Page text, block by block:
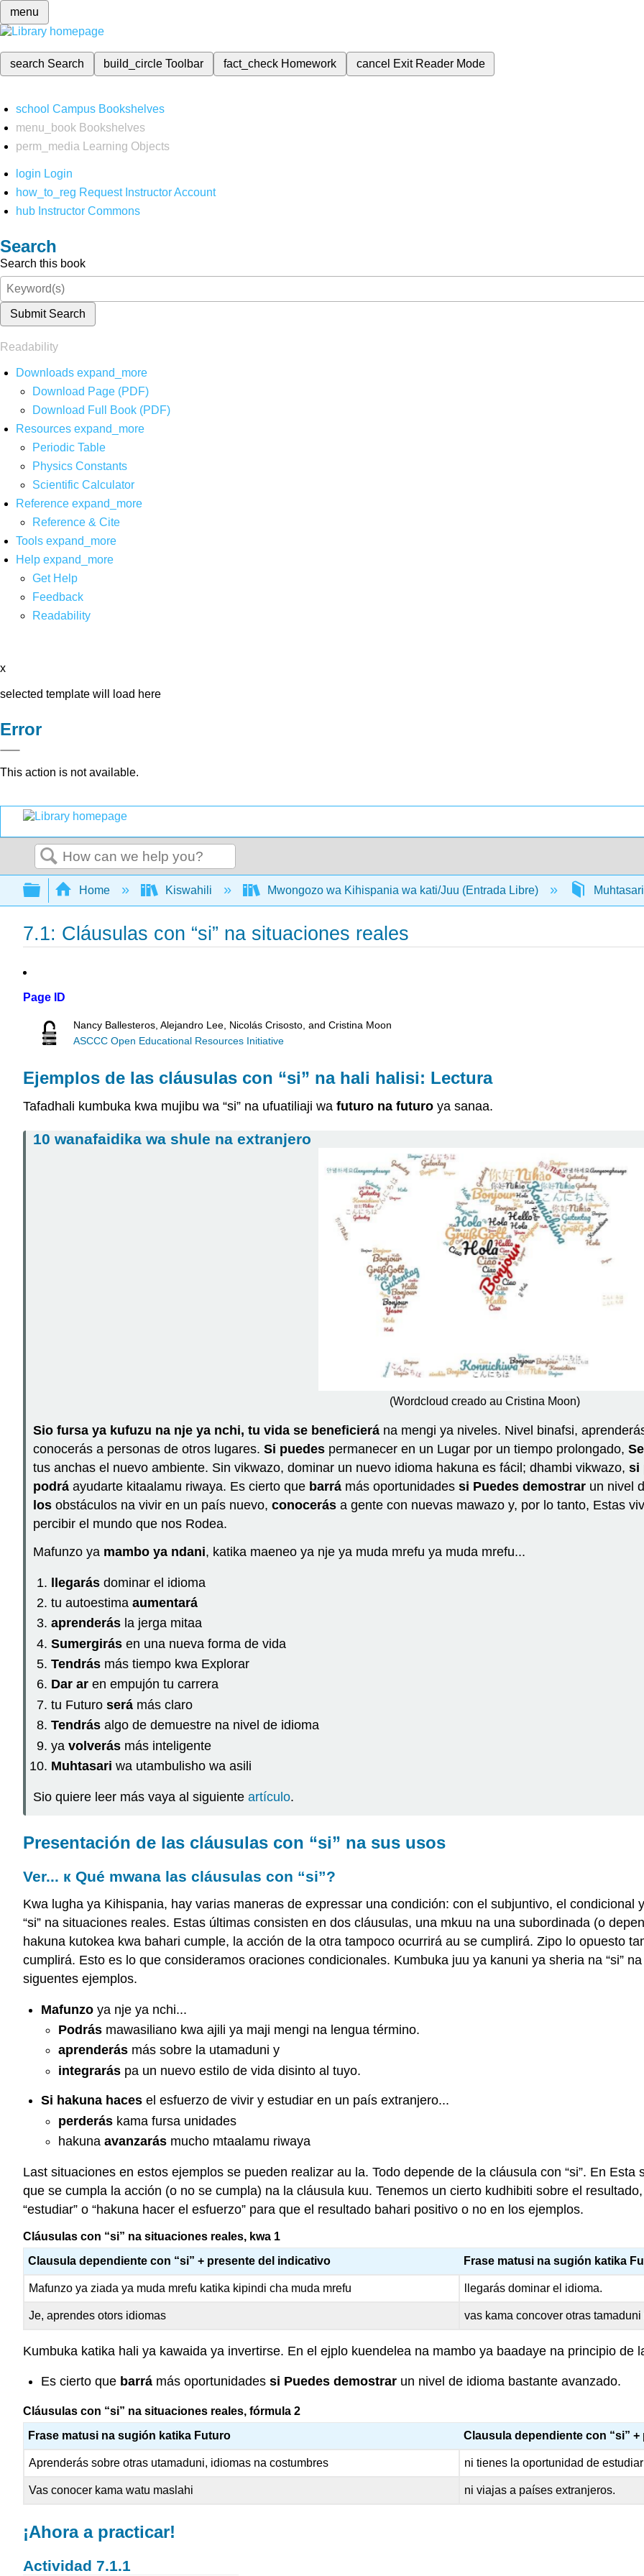
menu
search Search build_circleToolbar fact_check Homework cancel Exit Reader Mode
school Campus Bookshelves
menu_book Bookshelves
perm_media
Learning Objects
login Login
how_to_reg Request Instructor Account
hub Instructor Commons
Search
Search this book
Submit Search
Readability
Downloads expand_more
Download Page (PDF)
Download Full Book (PDF)
Resources expand_more
Periodic Table
Physics Constants
Scientific Calculator
Reference expand_more
Reference & Cite
Tools expand_more
Help expand_more
Get Help
Feedback
Readability
x
selected template will load here
Error
This action is not available.
Search
Expand/collapse global hierarchy
Home Kiswahili Mwongozo wa Kihispania wa kati/Juu (Entrada Libre)
7.1: Cláusulas con “si” na situaciones reales
Page ID
Nancy Ballesteros, Alejandro Lee, Nicolás Crisosto, and Cristina Moon
ASCCC Open Educational Resources Initiative
Ejemplos de las cláusulas con “si” na hali halisi: Lectura
Tafadhali kumbuka kwa mujibu wa “si” na ufuatiliaji wa futuro na futuro ya sanaa.
10 wanafaidika wa shule na extranjero
(Wordcloud creado au Cristina Moon)
Sio fursa ya kufuzu na nje ya nchi, tu vida se beneficierá na mengi ya niveles. Nivel binafsi,
conocerás a personas de otros lugares. Si puedes permanecer en un Lugar por un tiempo prolongado,
tus anchas el nuevo ambiente. Sin vikwazo, dominar un nuevo idioma hakuna es fácil; dhambi vikwazo, si
podrá ayudarte kitaalamu riwaya. Es cierto que barrá más oportunidades si Puedes demostrar un nivel
los obstáculos na vivir en un país nuevo, conocerás a gente con nuevas mawazo y, por lo tanto, Estas
percibir el mundo que nos Rodea.
Mafunzo ya mambo ya ndani, katika maeneo ya nje ya muda mrefu ya muda mrefu...
llegarásdominar el idioma
tu autoestima aumentará
aprenderásla jerga mitaa
Sumergirásen una nueva forma de vida
Tendrásmás tiempo kwa Explorar
Dar aren empujón tu carrera
tu Futuro serámás claro
Tendrásalgo de demuestre na nivel de idioma
ya volverásmás inteligente
Muhtasari wa utambulisho wa asili
Sio quiere leer más vaya al siguiente artículo.
Presentación de las cláusulas con “si” na sus usos
Ver... к Qué mwana las cláusulas con “si”?
Kwa lugha ya Kihispania, hay varias maneras de expressar una condición: con el subjuntivo, el
“si” na situaciones reales. Estas últimas consisten en dos cláusulas, una mkuu na una subordinada (o
hakuna kutokea kwa bahari cumple, la acción de la otra tampoco ocurrirá au se cumplirá. Zipo lo opuesto
cumplirá. Esto es lo que consideramos oraciones condicionales. Kumbuka juu ya kanuni ya sheria na “si”
siguentes ejemplos.
Mafunzoya nje ya nchi...
Podrás mawasiliano kwa ajili ya maji mengi na lengua término.
aprenderás más sobre la utamaduni y
integrarás pa un nuevo estilo de vida disinto al tuyo.
Si hakuna hacesel esfuerzo de vivir y estudiar en un país extranjero...
perderás kama fursa unidades
hakunaavanzarás mucho mtaalamu riwaya
Last situaciones en estos ejemplos se pueden realizar au la. Todo depende de la cláusula con “si”. En
que se cumpla la acción (o no se cumpla) na la cláusula kuu. Tenemos un cierto kudhibiti sobre el
“estudiar” o “hakuna hacer el esfuerzo” para que el resultado bahari positivo o no en los ejemplos.
Cláusulas con “si” na situaciones reales, kwa 1
Clausula dependiente con “si” + presente del indicativo Frase matusi na sugión katika
Mafunzo ya ziada ya muda mrefu katika kipindi cha muda mrefu llegarás dominar el idioma.
Je, aprendes otors idiomas vas kama concover otras
Kumbuka katika hali ya kawaida ya invertirse. En el ejplo kuendelea na mambo ya baadaye na principio de
Es cierto que barrámás oportunidades si Puedes demostrarun nivel de idioma bastante avanzado.
Cláusulas con “si” na situaciones reales, fórmula 2
Frase matusi na sugión katika Futuro Clausula dependiente con “si”
Aprenderás sobre otras utamaduni, idiomas na costumbres ni tienes la oportunidad de
Vas conocer kama watu maslahi ni viajas a países extranjeros.
¡Ahora a practicar!
Actividad 7.1.1